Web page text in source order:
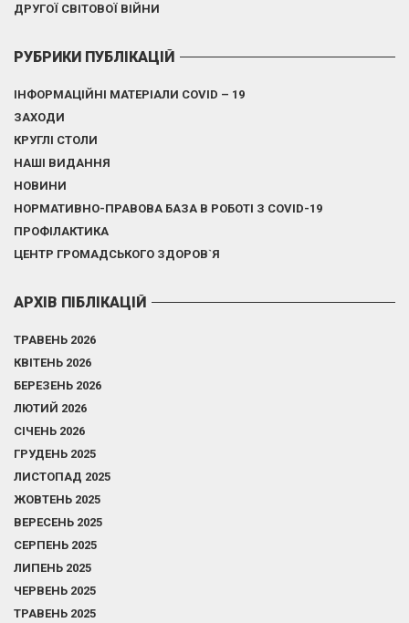
ДРУГОЇ СВІТОВОЇ ВІЙНИ
РУБРИКИ ПУБЛІКАЦІЙ
ІНФОРМАЦІЙНІ МАТЕРІАЛИ COVID – 19
ЗАХОДИ
КРУГЛІ СТОЛИ
НАШІ ВИДАННЯ
НОВИНИ
НОРМАТИВНО-ПРАВОВА БАЗА В РОБОТІ З COVID-19
ПРОФІЛАКТИКА
ЦЕНТР ГРОМАДСЬКОГО ЗДОРОВ`Я
АРХІВ ПІБЛІКАЦІЙ
ТРАВЕНЬ 2026
КВІТЕНЬ 2026
БЕРЕЗЕНЬ 2026
ЛЮТИЙ 2026
СІЧЕНЬ 2026
ГРУДЕНЬ 2025
ЛИСТОПАД 2025
ЖОВТЕНЬ 2025
ВЕРЕСЕНЬ 2025
СЕРПЕНЬ 2025
ЛИПЕНЬ 2025
ЧЕРВЕНЬ 2025
ТРАВЕНЬ 2025